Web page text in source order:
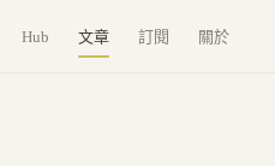
Hub 文章 訂閱 關於